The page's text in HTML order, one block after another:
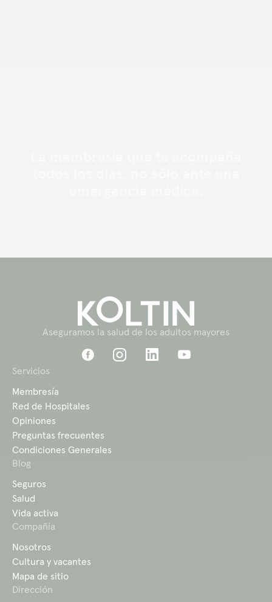
Aseguramos la salud de los adultos mayores
Servicios
Membresía
Red de Hospitales
Opiniones
Preguntas frecuentes
Condiciones Generales
Blog
Seguros
Salud
Vida activa
Compañía
Nosotros
Cultura y vacantes
Mapa de sitio
Dirección